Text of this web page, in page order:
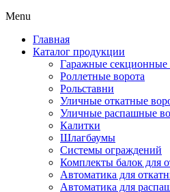
Menu
Главная
Каталог продукции
Гаражные секционные
Роллетные ворота
Рольставни
Уличные откатные
Уличные распашные
Калитки
Шлагбаумы
Системы ограждений
Комплекты балок для
Автоматика для
Автоматика для